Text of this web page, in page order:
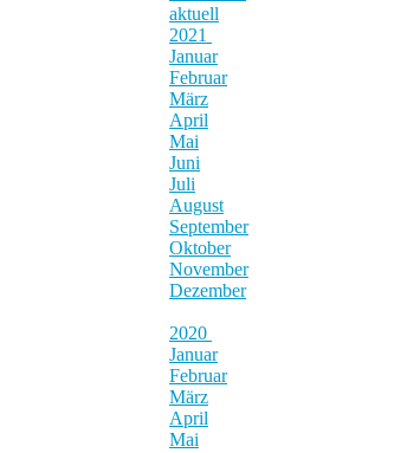
aktuell
2021
Januar
Februar
März
April
Mai
Juni
Juli
August
September
Oktober
November
Dezember
2020
Januar
Februar
März
April
Mai